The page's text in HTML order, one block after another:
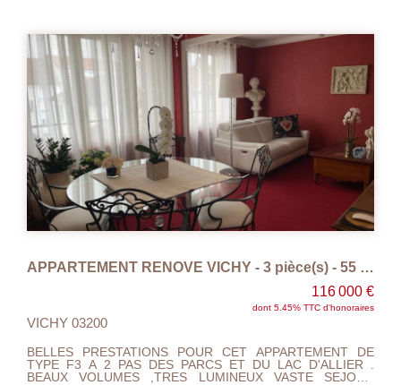
DE VILLE , DOUBLE VITRAGE,ELECTRICITE ET
PLOMBERIE TOUT ET REFAIT A NEUF... CLASSE
ENERGETIQUE C , CHARGES 100 EUROS MENSUEL,
TAXE FONCIERE 1420 EUROS.A VISITER ET FAIRE
OFFRE...
APPARTEMENT RENOVE VICHY - 3 pièce(s) - 55 m2
116 000 €
dont 5.45% TTC d'honoraires
VICHY 03200
BELLES PRESTATIONS POUR CET APPARTEMENT DE
TYPE F3 A 2 PAS DES PARCS ET DU LAC D'ALLIER .
BEAUX VOLUMES ,TRES LUMINEUX VASTE SEJOUR